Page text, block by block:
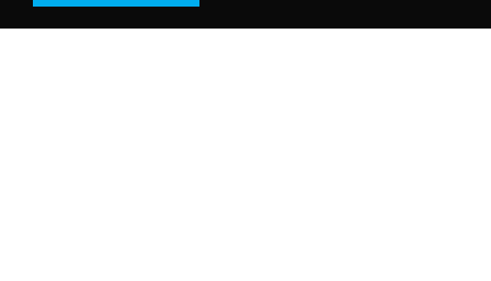
yhteystiedot 1.4. alkaen
31.03.2026